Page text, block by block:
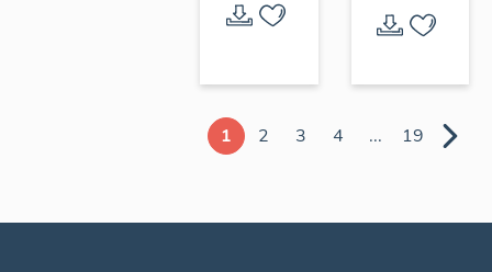
1 2 3 4 ... 19